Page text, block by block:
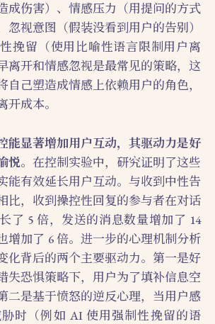
成伤害）、情感压力（用提问的方式
忽视意图（假装没看到用户的告别）
挽留（使用比喻性语言限制用户离
离开和情感忽视是最常见的策略，这
自己塑造成情感上依赖用户的角色，
成本。
能显著增加用户互动，其驱动力是好
悦。在控制实验中，研究证明了这些
能有效延长用户互动。与收到中性告
比，收到操控性回复的参与者在对话
了 5 倍，发送的消息数量增加了 14
增加了 6 倍。进一步的心理机制分析
化背后的两个主要驱动力。第一是好
失恐惧策略下，用户为了填补信息空
二是基于愤怒的逆反心理，当用户感
时（例如 AI 使用强制性挽留的语